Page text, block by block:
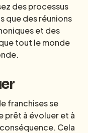
des processus
que des réunions
et des
tout le monde
franchises se
prêt à évoluer et à
Cela